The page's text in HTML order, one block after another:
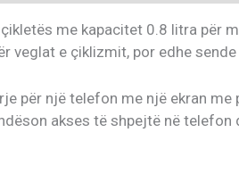
me kapacitet 0.8 litra për
veglat e çiklizmit, por edhe
për një telefon me një ekran
akses të shpejtë në